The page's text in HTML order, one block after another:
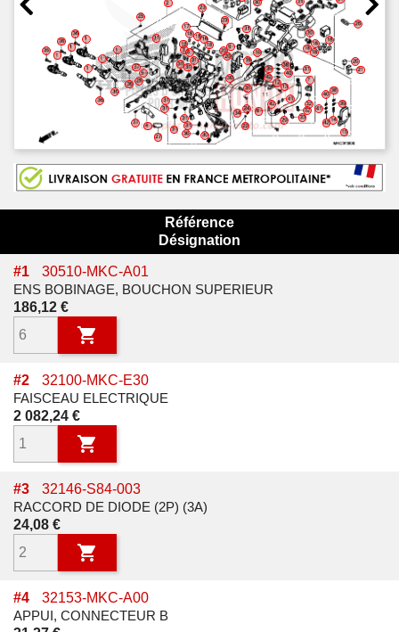
Référence
Désignation
#1
30510-MKC-A01
ENS BOBINAGE, BOUCHON SUPERIEUR
Prix
186,12 €

#2
32100-MKC-E30
FAISCEAU ELECTRIQUE
Prix
2 082,24 €

#3
32146-S84-003
RACCORD DE DIODE (2P) (3A)
Prix
24,08 €

#4
32153-MKC-A00
APPUI, CONNECTEUR B